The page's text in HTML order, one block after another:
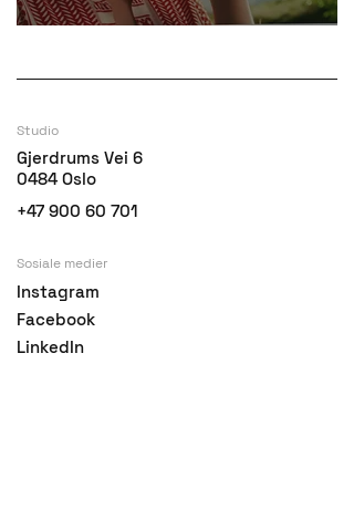
Studio
Gjerdrums Vei 6
0484 Oslo
+47 900 60 701
Sosiale medier
Instagram
Facebook
LinkedIn